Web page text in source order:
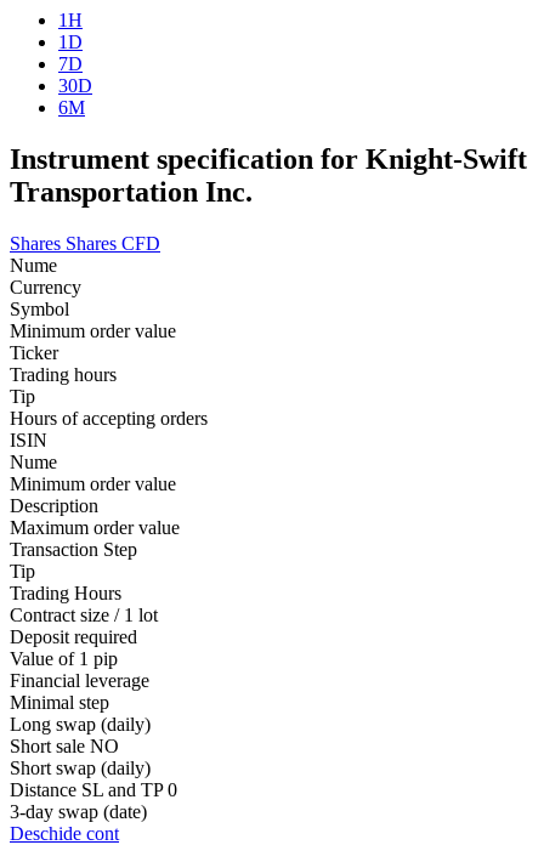
1H
1D
7D
30D
6M
Instrument specification for Knight-Swift
Transportation Inc.
Shares Shares CFD
Nume
Currency
Symbol
Minimum order value
Ticker
Trading hours
Tip
Hours of accepting orders
ISIN
Nume
Minimum order value
Description
Maximum order value
Transaction Step
Tip
Trading Hours
Contract size / 1 lot
Deposit required
Value of 1 pip
Financial leverage
Minimal step
Long swap (daily)
Short sale NO
Short swap (daily)
Distance SL and TP 0
3-day swap (date)
Deschide cont